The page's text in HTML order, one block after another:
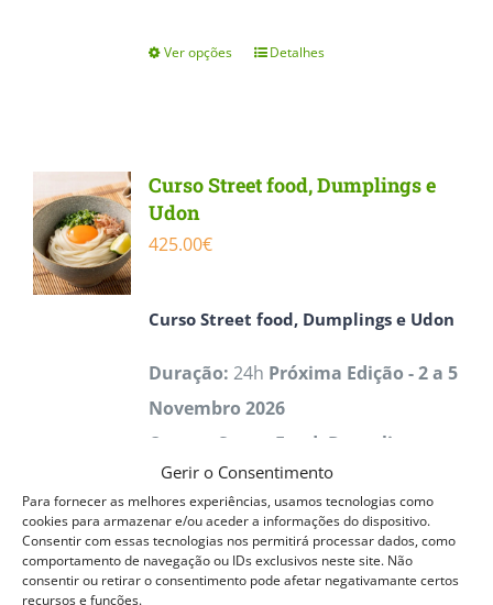
Gerir o Consentimento
Para fornecer as melhores experiências, usamos tecnologias como
cookies para armazenar e/ou aceder a informações do dispositivo.
Consentir com essas tecnologias nos permitirá processar dados, como
comportamento de navegação ou IDs exclusivos neste site. Não
consentir ou retirar o consentimento pode afetar negativamante certos
recursos e funções.
Ver opções
This
variants.
chosen
on
product
page
Detalhes
Curso Street food, Dumplings e
Udon
425.00€
Curso Street food, Dumplings e Udon
Duração: 24h Próxima Edição - 2 a 5
Novembro 2026
O curso
Street Food, Dumplings e
Udon ACPPoferece uma formação
prática e completa na confeção de
pratos da cozinha japonesa rápida e
tradicional. Os participantes